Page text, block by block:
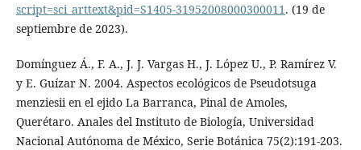
script=sci_arttext&pid=S1405-31952008000300011. (19 de
septiembre de 2023).
Domínguez Á., F. A., J. J. Vargas H., J. López U., P. Ramírez V.
y E. Guízar N. 2004. Aspectos ecológicos de Pseudotsuga
menziesii en el ejido La Barranca, Pinal de Amoles,
Querétaro. Anales del Instituto de Biología, Universidad
Nacional Autónoma de México, Serie Botánica 75(2):191-203.